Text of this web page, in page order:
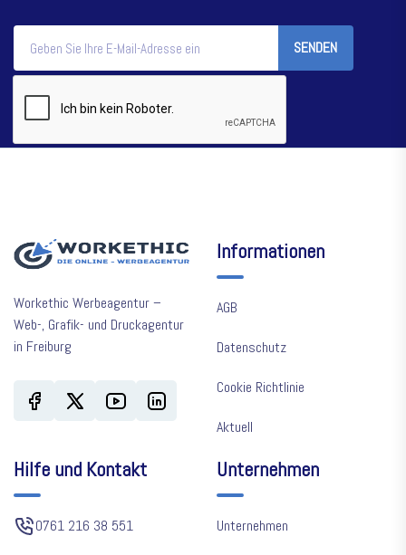
SENDEN
Workethic Werbeagentur –
Web-, Grafik- und Druckagentur
in Freiburg
Informationen
AGB
Datenschutz
Cookie Richtlinie
Aktuell
Hilfe und Kontakt
0761 216 38 551
Unternehmen
Unternehmen